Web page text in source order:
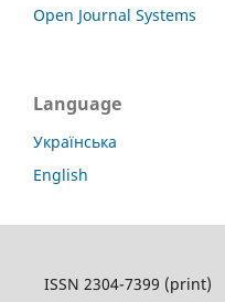
Open Journal Systems
Language
Українська
English
ISSN 2304-7399 (print)